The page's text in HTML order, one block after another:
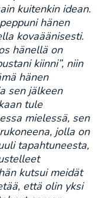
kuitenkin idean.
hänen
kovaäänisesti.
hänellä on
kiinni”, niin
hänen
sen jälkeen
tule
mielessä, sen
jolla on
tapahtuneesta,
kutsui meidät
että olin yksi